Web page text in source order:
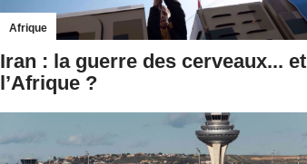
Afrique
Iran : la guerre des cerveaux... et
l’Afrique ?